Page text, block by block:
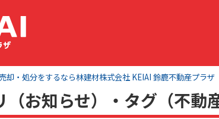
却・処分をするなら林建材株式会社 KEIAI 鈴鹿不動産プラザ
（お知らせ）・タグ（不動